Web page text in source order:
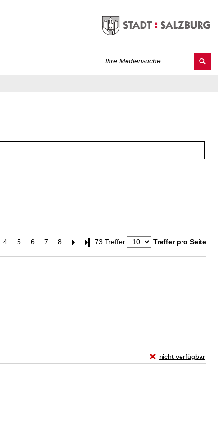
Sprache auswählen
4 5 6 7 8 Letzte Seite
73 Treffer Treffer pro Seite
nicht verfügbar
Exemplar-Details